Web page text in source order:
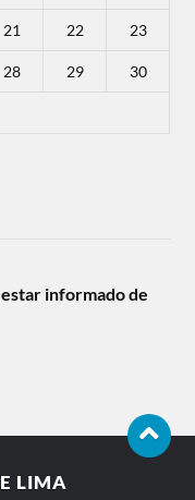
21 22 23
28 29 30
estar informado de
LIMA